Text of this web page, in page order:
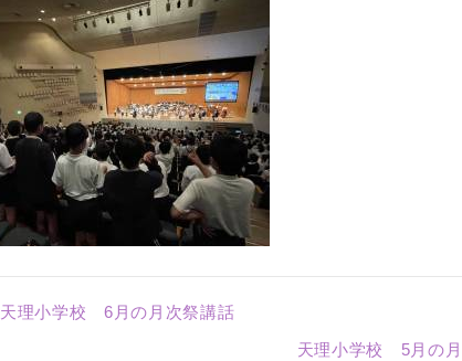
天理小学校 6月の月次祭講話
天理小学校 5月の